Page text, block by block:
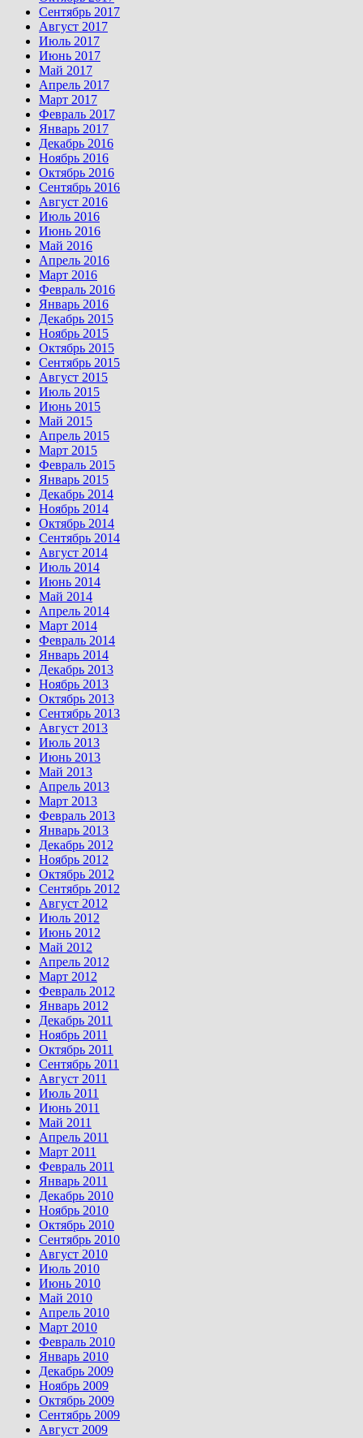
Сентябрь 2017
Август 2017
Июль 2017
Июнь 2017
Май 2017
Апрель 2017
Март 2017
Февраль 2017
Январь 2017
Декабрь 2016
Ноябрь 2016
Октябрь 2016
Сентябрь 2016
Август 2016
Июль 2016
Июнь 2016
Май 2016
Апрель 2016
Март 2016
Февраль 2016
Январь 2016
Декабрь 2015
Ноябрь 2015
Октябрь 2015
Сентябрь 2015
Август 2015
Июль 2015
Июнь 2015
Май 2015
Апрель 2015
Март 2015
Февраль 2015
Январь 2015
Декабрь 2014
Ноябрь 2014
Октябрь 2014
Сентябрь 2014
Август 2014
Июль 2014
Июнь 2014
Май 2014
Апрель 2014
Март 2014
Февраль 2014
Январь 2014
Декабрь 2013
Ноябрь 2013
Октябрь 2013
Сентябрь 2013
Август 2013
Июль 2013
Июнь 2013
Май 2013
Апрель 2013
Март 2013
Февраль 2013
Январь 2013
Декабрь 2012
Ноябрь 2012
Октябрь 2012
Сентябрь 2012
Август 2012
Июль 2012
Июнь 2012
Май 2012
Апрель 2012
Март 2012
Февраль 2012
Январь 2012
Декабрь 2011
Ноябрь 2011
Октябрь 2011
Сентябрь 2011
Август 2011
Июль 2011
Июнь 2011
Май 2011
Апрель 2011
Март 2011
Февраль 2011
Январь 2011
Декабрь 2010
Ноябрь 2010
Октябрь 2010
Сентябрь 2010
Август 2010
Июль 2010
Июнь 2010
Май 2010
Апрель 2010
Март 2010
Февраль 2010
Январь 2010
Декабрь 2009
Ноябрь 2009
Октябрь 2009
Сентябрь 2009
Август 2009